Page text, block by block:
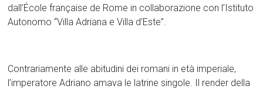
dall’École française de Rome in collaborazione con l’Istituto
Autonomo “Villa Adriana e Villa d’Este”.
Contrariamente alle abitudini dei romani in età imperiale,
l’imperatore Adriano amava le latrine singole. Il render della